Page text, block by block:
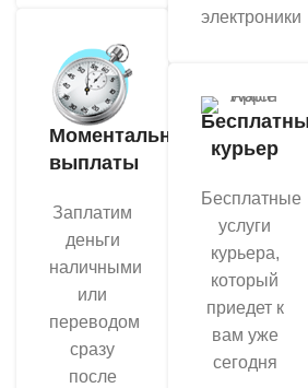
Моментальные
выплаты
Заплатим
деньги
наличными
или
переводом
сразу
после
электроники
курьер
Бесплатные
услуги
курьера,
который
приедет к
вам уже
сегодня